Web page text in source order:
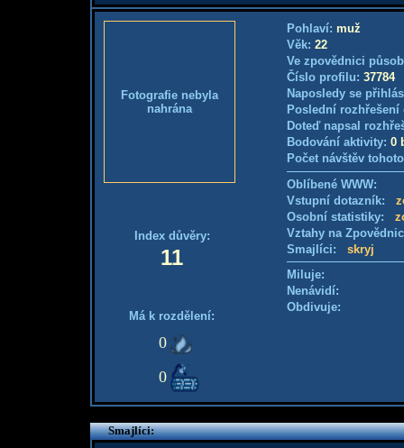
Fotografie nebyla
nahrána
Index důvěry:
11
Má k rozdělení:
0
0
Pohlaví: muž
Věk: 22
Ve zpovědnici
Číslo profilu: 37784
Naposledy se
Poslední
Doteď napsal
Bodování aktivity: 0
Počet návštěv
Oblíbené WWW:
Vstupní dotazník:
Osobní statistiky:
Vztahy na
Smajlíci: skryj
Miluje:
Nenávidí:
Obdivuje:
Smajlíci: